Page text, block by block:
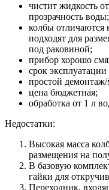
чистит жидкость
прозрачность воды;
колбы отличаются
подходят для
под раковиной;
прибор хорошо
срок
простой
цена бюджетная;
обработка от 1 л
Недостатки:
Высокая масса
размещения на
В базовую
гайки для
Переходник,